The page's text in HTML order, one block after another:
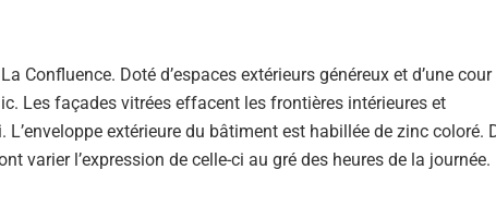
Confluence. Doté d’espaces extérieurs généreux et d’une cour
Les façades vitrées effacent les frontières intérieures et
extérieure du bâtiment est habillée de zinc coloré.
varier l’expression de celle-ci au gré des heures de la journée.